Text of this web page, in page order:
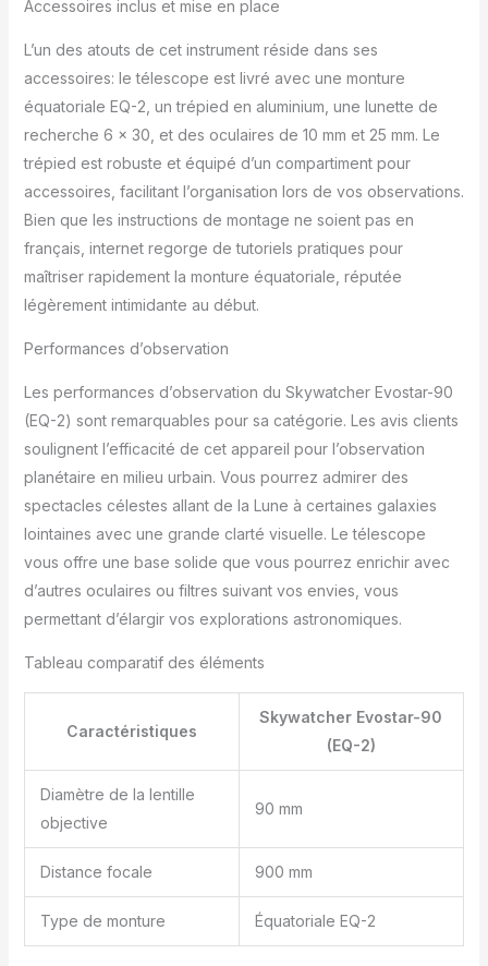
Accessoires inclus et mise en place
L’un des atouts de cet instrument réside dans ses
accessoires: le télescope est livré avec une monture
équatoriale EQ-2, un trépied en aluminium, une lunette de
recherche 6 x 30, et des oculaires de 10 mm et 25 mm. Le
trépied est robuste et équipé d’un compartiment pour
accessoires, facilitant l’organisation lors de vos observations.
Bien que les instructions de montage ne soient pas en
français, internet regorge de tutoriels pratiques pour
maîtriser rapidement la monture équatoriale, réputée
légèrement intimidante au début.
Performances d’observation
Les performances d’observation du Skywatcher Evostar-90
(EQ-2) sont remarquables pour sa catégorie. Les avis clients
soulignent l’efficacité de cet appareil pour l’observation
planétaire en milieu urbain. Vous pourrez admirer des
spectacles célestes allant de la Lune à certaines galaxies
lointaines avec une grande clarté visuelle. Le télescope
vous offre une base solide que vous pourrez enrichir avec
d’autres oculaires ou filtres suivant vos envies, vous
permettant d’élargir vos explorations astronomiques.
Tableau comparatif des éléments
Caractéristiques
Skywatcher Evostar-90
(EQ-2)
Diamètre de la lentille
objective
90 mm
Distance focale 900 mm
Type de monture Équatoriale EQ-2